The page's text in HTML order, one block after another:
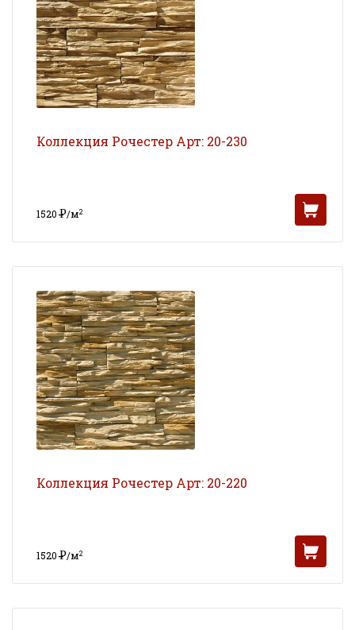
Коллекция Рочестер Арт: 20-230
1520Р/м2
Коллекция Рочестер Арт: 20-220
1520Р/м2